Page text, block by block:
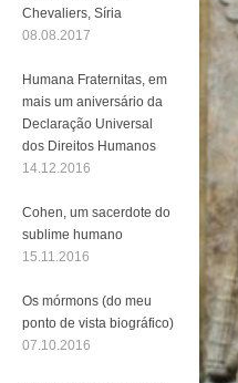
Chevaliers, Síria
08.08.2017
Humana Fraternitas, em
mais um aniversário da
Declaração Universal
dos Direitos Humanos
14.12.2016
Cohen, um sacerdote do
sublime humano
15.11.2016
Os mórmons (do meu
ponto de vista biográfico)
07.10.2016